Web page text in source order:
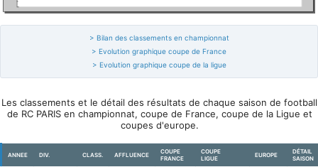
> Bilan des classements en championnat
> Evolution graphique coupe de France
> Evolution graphique coupe de la ligue
Les classements et le détail des résultats de chaque saison de football
de RC PARIS en championnat, coupe de France, coupe de la Ligue et
coupes d'europe.
ANNEE DIV. CLASS. AFFLUENCE
COUPE
FRANCE
COUPE
LIGUE
EUROPE
DÉTAIL
SAISON